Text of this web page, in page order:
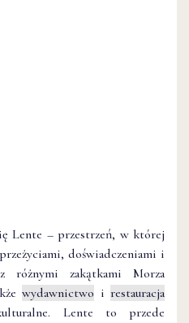
Lente – przestrzeń, w której
doświadczeniami i
różnymi zakątkami Morza
wydawnictwo i restauracja
Lente to przede